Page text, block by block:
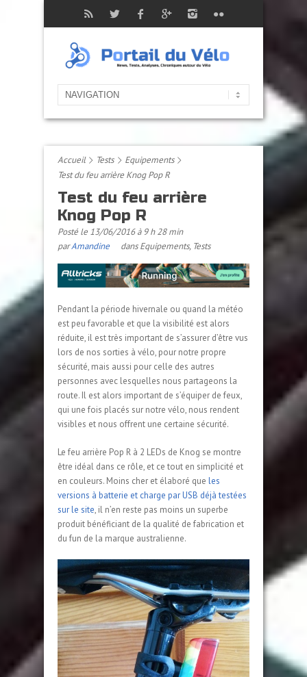
Accueil Tests
Equipements
Test du feu arrière Knog Pop R
Test du feu arrière
Knog Pop R
Posté le 13/06/2016 à 9 h 28 min
parAmandine dansEquipements, Tests
Pendant la période hivernale ou quand la météo
est peu favorable et que la visibilité est alors
réduite, il est très important de s’assurer d’être vus
lors de nos sorties à vélo, pour notre propre
sécurité, mais aussi pour celle des autres
personnes avec lesquelles nous partageons la
route. Il est alors important de s’équiper de feux,
qui une fois placés sur notre vélo, nous rendent
visibles et nous offrent une certaine sécurité.
Le feu arrière Pop R à 2 LEDs de Knog se montre
être idéal dans ce rôle, et ce tout en simplicité et
en couleurs. Moins cher et élaboré que les
versions à batterie et charge par USB déjà testées
sur le site, il n’en reste pas moins un superbe
produit bénéficiant de la qualité de fabrication et
du fun de la marque australienne.